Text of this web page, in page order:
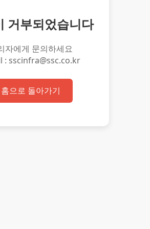
거부되었습니다
자에게 문의하세요
: sscinfra@ssc.co.kr
홈으로 돌아가기